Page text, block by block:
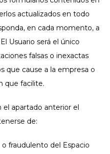
actualizados en todo
en cada momento, a
Usuario será el único
falsas o inexactas
que cause a la empresa o
que facilite.
apartado anterior el
de:
fraudulento del Espacio